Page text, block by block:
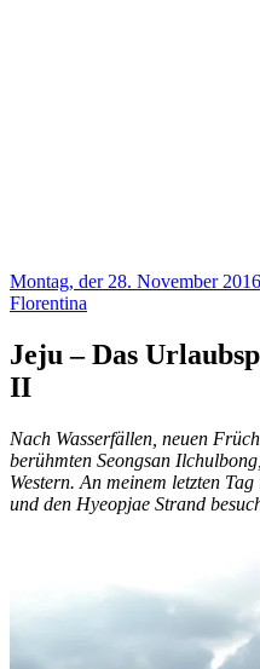
Veröffentlicht
am
Montag, der 28. November 2016
Florentina
Jeju – Das
II
Nach Wasserfällen, neuen
berühmten Seongsan
Western. An meinem letzten
und den Hyeopjae Strand